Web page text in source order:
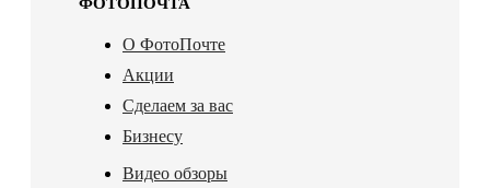
О ФотоПочте
Акции
Сделаем за вас
Бизнесу
Видео обзоры